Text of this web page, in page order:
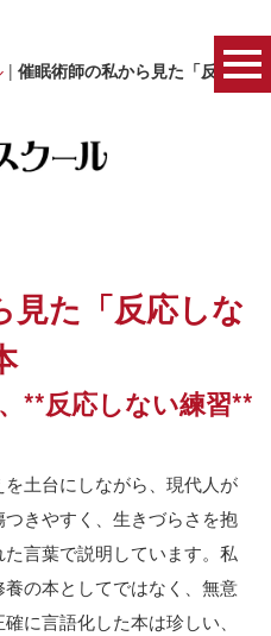
| 催眠術師の私から見た「反応し
見た「反応しな
**反応しない練習**
土台にしながら、現代人が
きやすく、生きづらさを抱
言葉で説明しています。私
の本としてではなく、無意
に言語化した本は珍しい、